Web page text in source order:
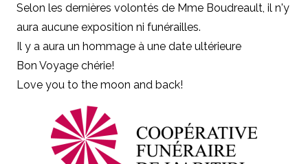
Selon les dernières volontés de Mme Boudreault, il n'y
aura aucune exposition ni funérailles.
Il y a aura un hommage à une date ultérieure
Bon Voyage chérie!
Love you to the moon and back!